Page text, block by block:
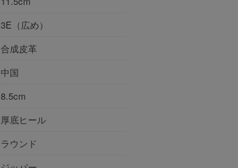
3E（広め）
合成皮革
中国
8.5cm
厚底ヒール
ラウンド